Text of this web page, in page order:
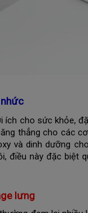
ích cho sức khỏe,
thẳng cho các
và dinh dưỡng
điều này đặc biệt
lưng